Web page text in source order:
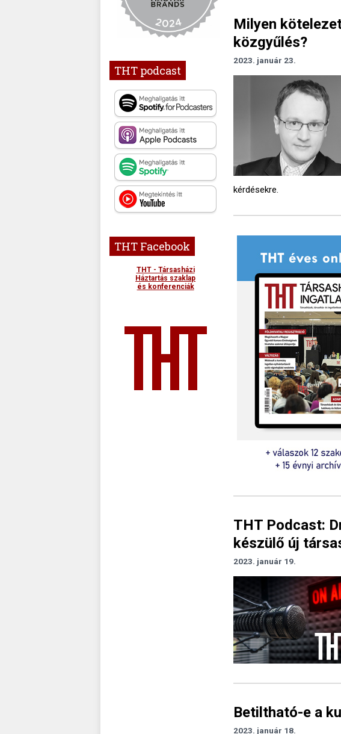
THT podcast
THT Facebook
THT - Társasházi
Háztartás szaklap
és konferenciák
Milyen
közgyűlés?
2023. január 23.
kérdésekre.
THT Podcast:
készülő új
2023. január 19.
Betiltható-e a
2023. január 18.